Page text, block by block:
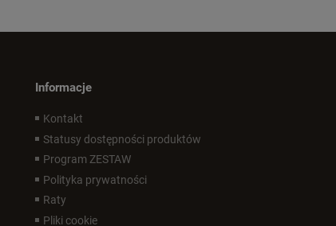
Informacje
Kontakt
Statusy dostępności produktów
Program ZESTAW
Polityka prywatności
Raty
Pliki cookie